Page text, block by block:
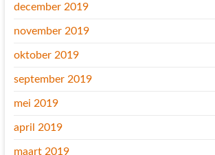
december 2019
november 2019
oktober 2019
september 2019
mei 2019
april 2019
maart 2019